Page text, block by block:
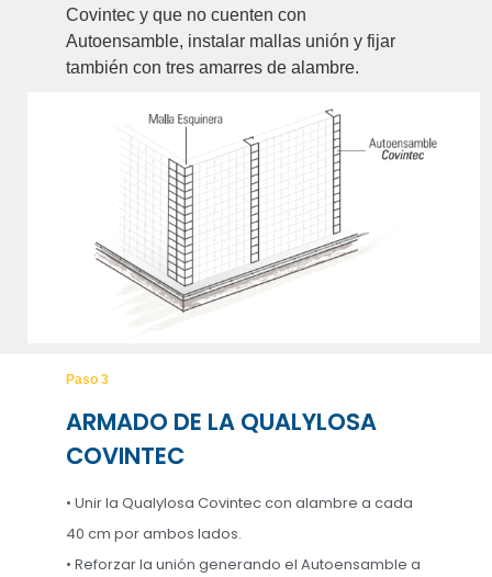
Covintec y que no cuenten con
Autoensamble, instalar mallas unión y fijar
también con tres amarres de alambre.
Paso 3
ARMADO DE LA QUALYLOSA
COVINTEC
• Unir la Qualylosa Covintec con alambre a cada
40 cm por ambos lados.
• Reforzar la unión generando el Autoensamble a